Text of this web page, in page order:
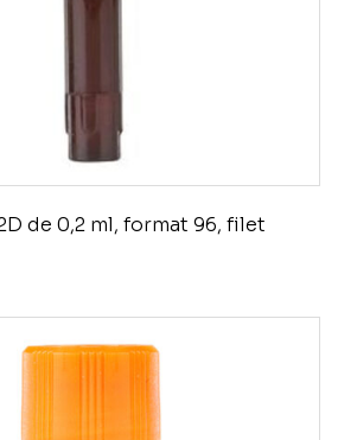
de 0,2 ml, format 96, filet